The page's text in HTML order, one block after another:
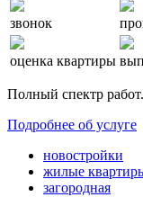
звонок
оценка квартиры
Полный спектр
Подробнее об услуге
новостройки
жилые
загородная